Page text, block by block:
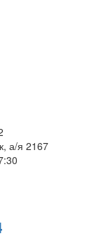
а/я 2167